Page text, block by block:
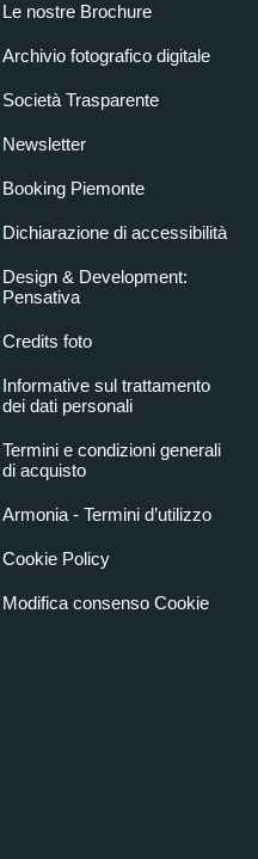
Le nostre Brochure
Archivio fotografico digitale
Società Trasparente
Newsletter
Booking Piemonte
Dichiarazione di accessibilità
Design & Development:
Pensativa
Credits foto
Informative sul trattamento
dei dati personali
Termini e condizioni generali
di acquisto
Armonia - Termini d’utilizzo
Cookie Policy
Modifica consenso Cookie